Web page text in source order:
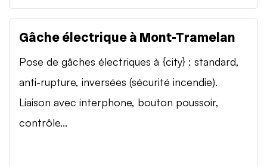
Gâche électrique à Mont-Tramelan
Pose de gâches électriques à {city} : standard,
anti-rupture, inversées (sécurité incendie).
Liaison avec interphone, bouton poussoir,
contrôle...